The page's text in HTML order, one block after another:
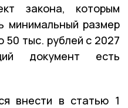
закона, которым
минимальный размер
тыс. рублей с 2027
документ есть
внести в статью 1